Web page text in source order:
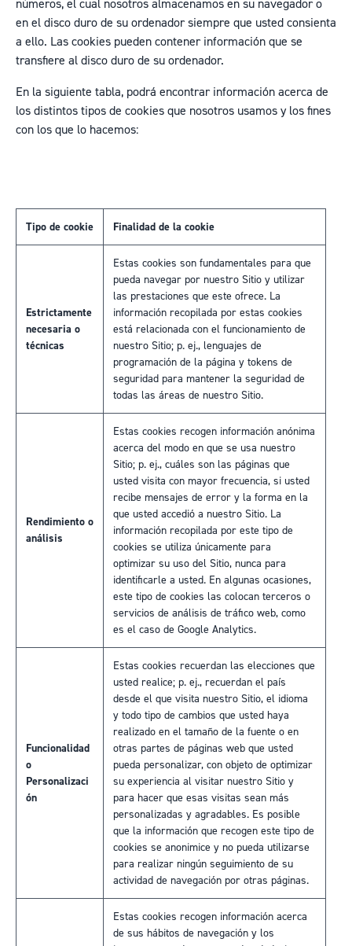
números, el cual nosotros almacenamos en su navegador o
en el disco duro de su ordenador siempre que usted consienta
a ello. Las cookies pueden contener información que se
transfiere al disco duro de su ordenador.
En la siguiente tabla, podrá encontrar información acerca de
los distintos tipos de cookies que nosotros usamos y los fines
con los que lo hacemos:
Tipo de cookie Finalidad de la cookie
Estrictamente
necesaria o
técnicas
Estas cookies son fundamentales para que
pueda navegar por nuestro Sitio y utilizar
las prestaciones que este ofrece. La
información recopilada por estas cookies
está relacionada con el funcionamiento de
nuestro Sitio; p. ej., lenguajes de
programación de la página y tokens de
seguridad para mantener la seguridad de
todas las áreas de nuestro Sitio.
Rendimiento o
análisis
Estas cookies recogen información anónima
acerca del modo en que se usa nuestro
Sitio; p. ej., cuáles son las páginas que
usted visita con mayor frecuencia, si usted
recibe mensajes de error y la forma en la
que usted accedió a nuestro Sitio. La
información recopilada por este tipo de
cookies se utiliza únicamente para
optimizar su uso del Sitio, nunca para
identificarle a usted. En algunas ocasiones,
este tipo de cookies las colocan terceros o
servicios de análisis de tráfico web, como
es el caso de Google Analytics.
Funcionalidad
o
Personalizaci
ón
Estas cookies recuerdan las elecciones que
usted realice; p. ej., recuerdan el país
desde el que visita nuestro Sitio, el idioma
y todo tipo de cambios que usted haya
realizado en el tamaño de la fuente o en
otras partes de páginas web que usted
pueda personalizar, con objeto de optimizar
su experiencia al visitar nuestro Sitio y
para hacer que esas visitas sean más
personalizadas y agradables. Es posible
que la información que recogen este tipo de
cookies se anonimice y no pueda utilizarse
para realizar ningún seguimiento de su
actividad de navegación por otras páginas.
Estas cookies recogen información acerca
de sus hábitos de navegación y los